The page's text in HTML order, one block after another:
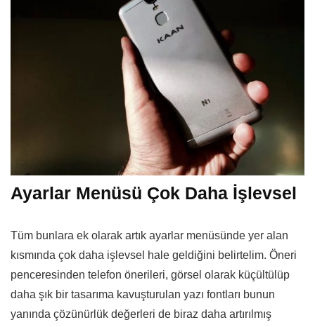
Ayarlar Menüsü Çok Daha İşlevsel
Tüm bunlara ek olarak artık ayarlar menüsünde yer alan
kısmında çok daha işlevsel hale geldiğini belirtelim. Öneri
penceresinden telefon önerileri, görsel olarak küçültülüp
daha şık bir tasarıma kavuşturulan yazı fontları bunun
yanında çözünürlük değerleri de biraz daha artırılmış